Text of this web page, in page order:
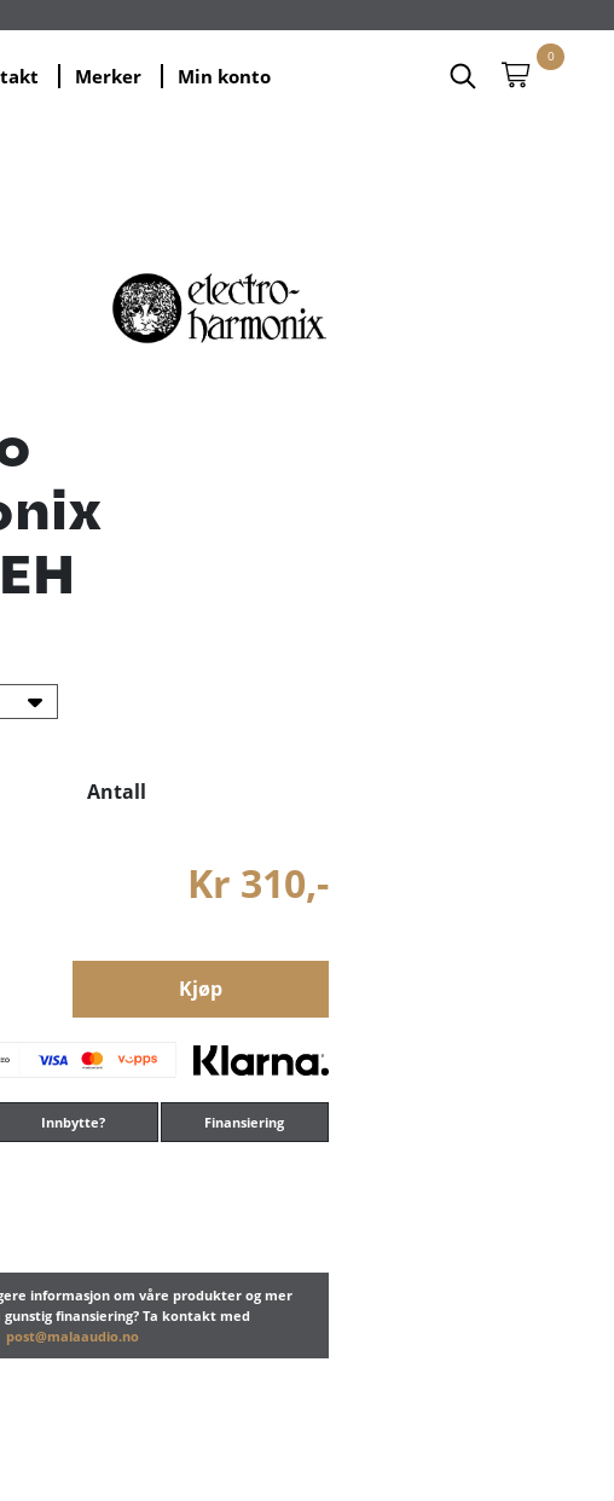
Merker Min konto
0
Antall
Kr 310,-
Kjøp
Innbytte? Finansiering
informasjon om våre produkter og mer
finansiering? Ta kontakt med
post@malaaudio.no